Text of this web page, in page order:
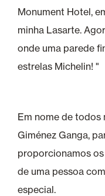
Monument Hotel,
minha Lasarte.
onde uma parede
estrelas Michelin! "
Em nome de todos
Giménez Ganga,
proporcionamos
de uma pessoa
especial.